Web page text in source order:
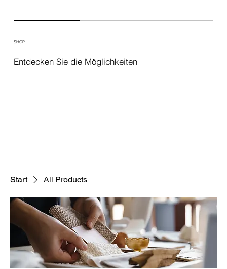
SHOP
Entdecken Sie die Möglichkeiten
Start All Products